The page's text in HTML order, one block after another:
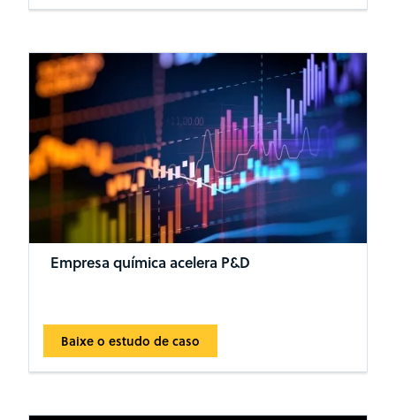
Empresa química acelera P&D
Baixe o estudo de caso